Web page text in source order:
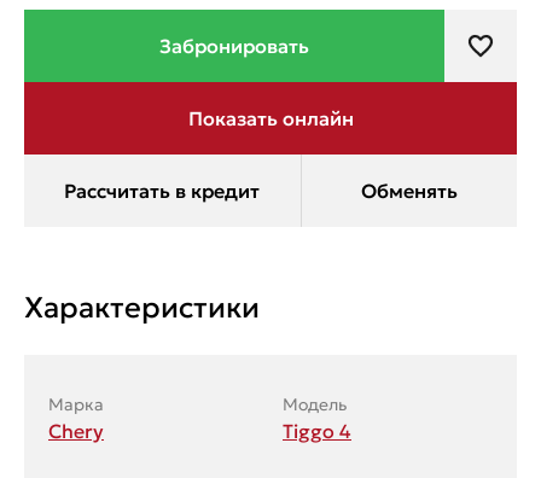
Характеристики
Марка
Chery
Модель
Tiggo 4